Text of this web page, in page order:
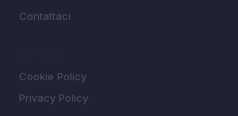
Contattaci
Cookie Policy
Privacy Policy